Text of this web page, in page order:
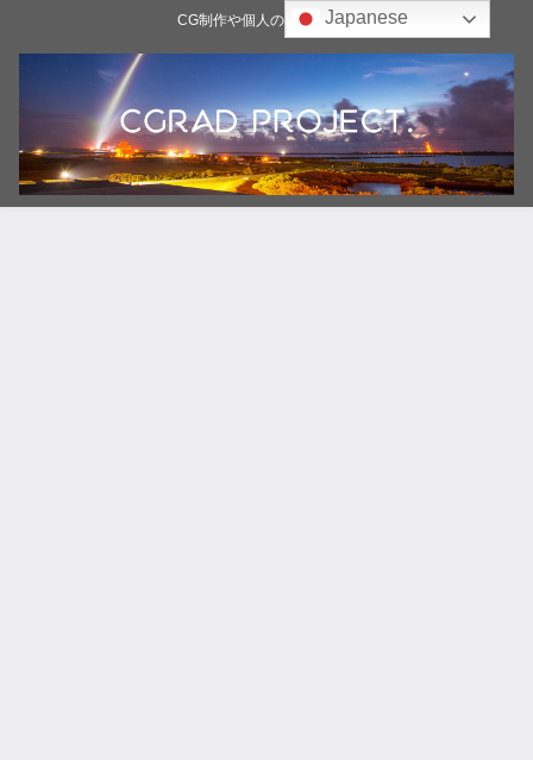
CG制作や個人の雑記ブログJapanese